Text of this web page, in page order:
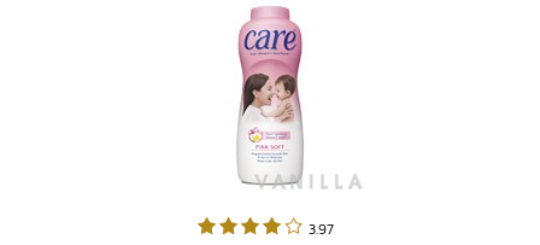
3.97